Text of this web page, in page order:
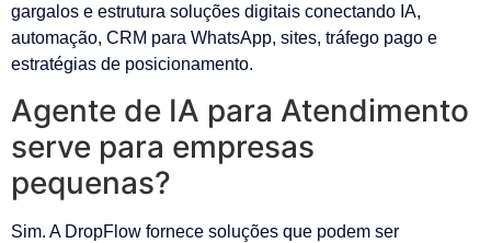
gargalos e estrutura soluções digitais conectando IA,
automação, CRM para WhatsApp, sites, tráfego pago e
estratégias de posicionamento.
Agente de IA para Atendimento
serve para empresas
pequenas?
Sim. A DropFlow fornece soluções que podem ser